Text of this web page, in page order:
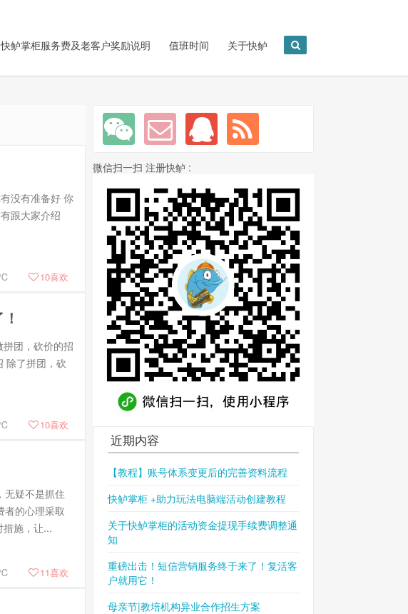
快鲈掌柜服务费及老客户奖励说明 值班时间 关于快鲈
没有准备好 你
跟大家介绍
10喜欢
团，砍价的招
除了拼团，砍
10喜欢
无疑不是抓住
者的心理采取
施，让...
11喜欢
微信扫一扫 注册快鲈 :
近期内容
【教程】账号体系变更后的完善资料流程
快鲈掌柜 +助力玩法电脑端活动创建教程
关于快鲈掌柜的活动资金提现手续费调整通
知
重磅出击！短信营销服务终于来了！复活客
户就用它！
母亲节|教培机构异业合作招生方案